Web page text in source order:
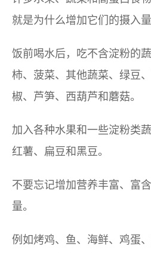
就是为什么增加它们的摄入
饭前喝水后，吃不含淀粉的
柿、菠菜、其他蔬菜、绿豆
椒、芦笋、西葫芦和蘑菇。
加入各种水果和一些淀粉类
红薯、扁豆和黑豆。
不要忘记增加营养丰富、富
量。
例如烤鸡、鱼、海鲜、鸡蛋